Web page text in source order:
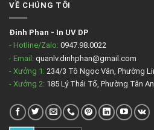
VỀ CHÚNG TÔI
Đinh Phan - In UV DP
- Hotline/Zalo: 0947.98.0022
- Email: quanlv.dinhphan@gmail.com
- Xưởng 1: 234/3 Tô Ngọc Vân, Phường
- Xưởng 2: 185 Lý Thái Tổ, Phường Tân